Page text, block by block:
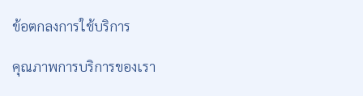
ข้อตกลงการใช้บริการ
คุณภาพการบริการของเรา